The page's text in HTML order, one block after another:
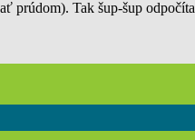
prúdom). Tak šup-šup